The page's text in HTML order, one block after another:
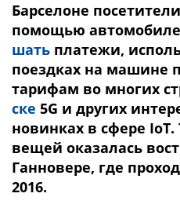
Барселоне
помощью
шать платежи,
поездках на машине
тарифам во многих
ске 5G и других
новинках в сфере
вещей оказалась
Ганновере, где
2016.